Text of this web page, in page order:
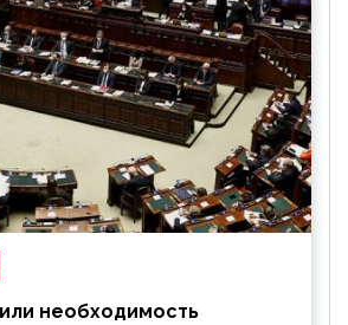
необходимость